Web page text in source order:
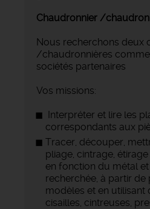
Chaudronnier /
Nous recherchons deux
/chaudronnières
sociétés partenaires
Vos missions:
Interpréter et lire les
correspondants aux
Tracer, découper,
pliage, cintrage,
en fonction du métal
recherchée, à partir de
modèles et en utilisant
cisailles, cintreuses,